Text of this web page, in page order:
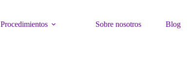
Procedimientos Sobre nosotros Blog